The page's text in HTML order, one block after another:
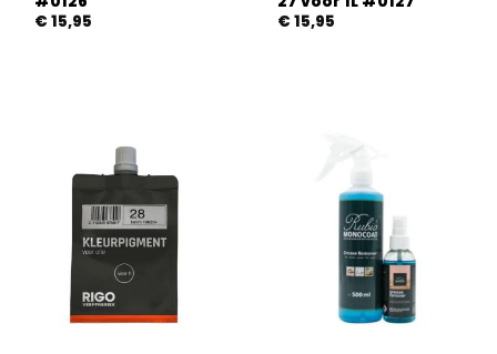
€ 15,95
€ 15,95